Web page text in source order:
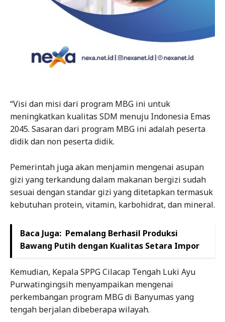
“Visi dan misi dari program MBG ini untuk
meningkatkan kualitas SDM menuju Indonesia Emas
2045. Sasaran dari program MBG ini adalah peserta
didik dan non peserta didik.
Pemerintah juga akan menjamin mengenai asupan
gizi yang terkandung dalam makanan bergizi sudah
sesuai dengan standar gizi yang ditetapkan termasuk
kebutuhan protein, vitamin, karbohidrat, dan mineral.
Baca Juga: Pemalang Berhasil Produksi
Bawang Putih dengan Kualitas Setara Impor
Kemudian, Kepala SPPG Cilacap Tengah Luki Ayu
Purwatingingsih menyampaikan mengenai
perkembangan program MBG di Banyumas yang
tengah berjalan dibeberapa wilayah.